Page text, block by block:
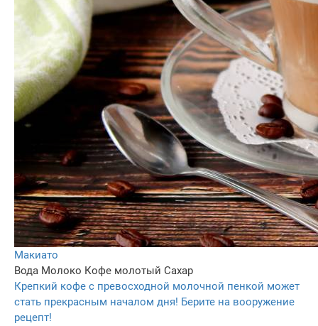
Макиато
Вода Молоко Кофе молотый Сахар
Крепкий кофе с превосходной молочной пенкой может
стать прекрасным началом дня! Берите на вооружение
рецепт!